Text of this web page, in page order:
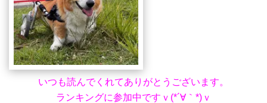
いつも読んでくれてありがとうございます。
ランキングに参加中ですｖ(*´∀｀*)ｖ